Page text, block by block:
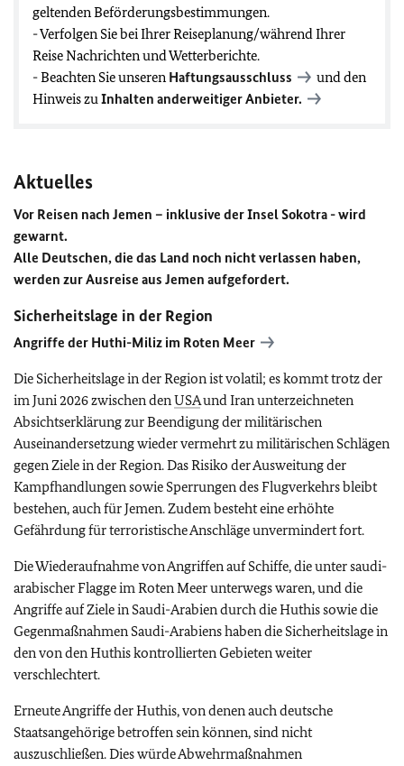
geltenden Beförderungsbestimmungen.
- Verfolgen Sie bei Ihrer Reiseplanung/während Ihrer
Reise Nachrichten und Wetterberichte.
- Beachten Sie unseren Haftungsausschluss
und den
Hinweis zuInhalten anderweitiger Anbieter.
Aktuelles
Vor Reisen nach Jemen – inklusive der Insel Sokotra - wird
gewarnt.
Alle Deutschen, die das Land noch nicht verlassen haben,
werden zur Ausreise aus Jemen aufgefordert.
Sicherheitslage in der Region
Angriffe der Huthi-Miliz im Roten Meer
Die Sicherheitslage in der Region ist volatil; es kommt trotz der
im Juni 2026 zwischen denUSAund Iran unterzeichneten
Absichtserklärung zur Beendigung der militärischen
Auseinandersetzung wieder vermehrt zu militärischen Schlägen
gegen Ziele in der Region. Das Risiko der Ausweitung der
Kampfhandlungen sowie Sperrungen des Flugverkehrs bleibt
bestehen, auch für Jemen. Zudem besteht eine erhöhte
Gefährdung für terroristische Anschläge unvermindert fort.
Die Wiederaufnahme von Angriffen auf Schiffe, die unter saudi-
arabischer Flagge im Roten Meer unterwegs waren, und die
Angriffe auf Ziele in Saudi-Arabien durch die Huthis sowie die
Gegenmaßnahmen Saudi-Arabiens haben die Sicherheitslage in
den von den Huthis kontrollierten Gebieten weiter
verschlechtert.
Erneute Angriffe der Huthis, von denen auch deutsche
Staatsangehörige betroffen sein können, sind nicht
auszuschließen. Dies würde Abwehrmaßnahmen